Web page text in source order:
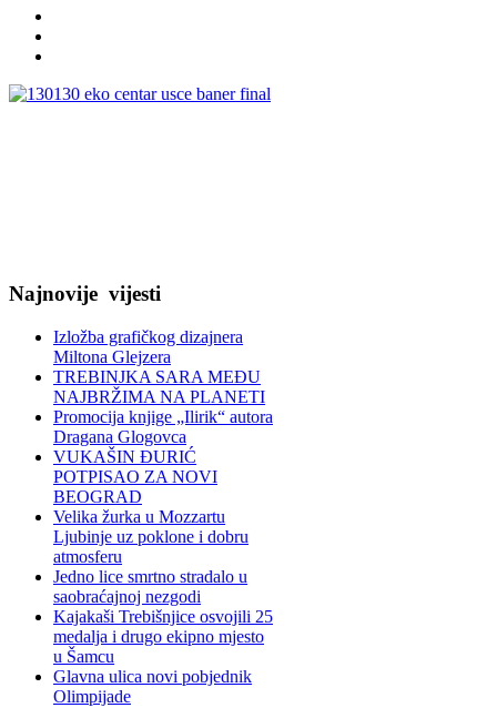
Najnovije vijesti
Izložba grafičkog dizajnera
Miltona Glejzera
TREBINЈKA SARA MEĐU
NAJBRŽIMA NA PLANETI
Promocija knjige „Ilirik“ autora
Dragana Glogovca
VUKAŠIN ĐURIĆ
POTPISAO ZA NOVI
BEOGRAD
Velika žurka u Mozzartu
Ljubinje uz poklone i dobru
atmosferu
Jedno lice smrtno stradalo u
saobraćajnoj nezgodi
Kajakaši Trebišnjice osvojili 25
medalja i drugo ekipno mjesto
u Šamcu
Glavna ulica novi pobjednik
Olimpijade